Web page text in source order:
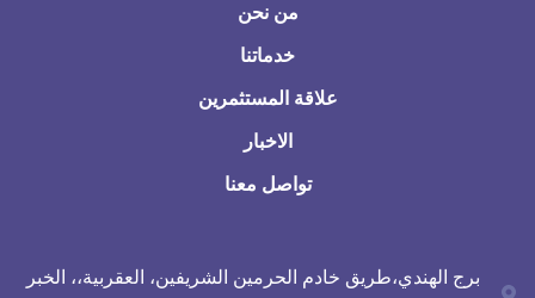
من نحن
خدماتنا
علاقة المستثمرين
الاخبار
تواصل معنا
برج الهندي،طريق خادم الحرمين الشريفين، العقربية،، الخبر